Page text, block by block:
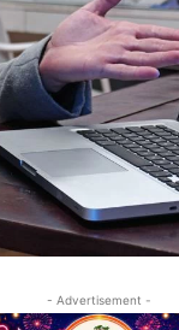
- Advertisement -